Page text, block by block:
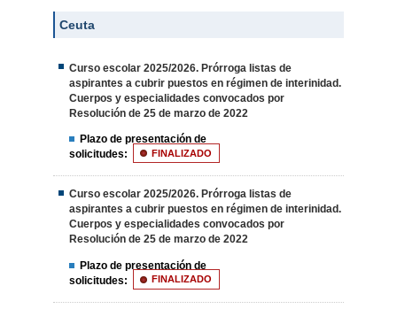
Ceuta
Curso escolar 2025/2026. Prórroga listas de
aspirantes a cubrir puestos en régimen de interinidad.
Cuerpos y especialidades convocados por
Resolución de 25 de marzo de 2022
Plazo de presentación de
solicitudes:
FINALIZADO
Curso escolar 2025/2026. Prórroga listas de
aspirantes a cubrir puestos en régimen de interinidad.
Cuerpos y especialidades convocados por
Resolución de 25 de marzo de 2022
Plazo de presentación de
solicitudes:
FINALIZADO